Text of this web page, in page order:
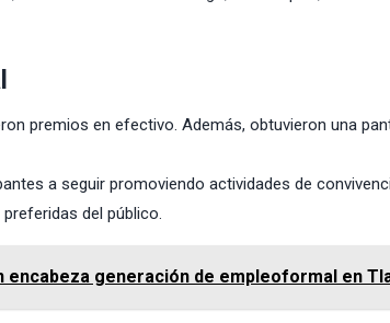
premios en efectivo. Además, obtuvieron una
a seguir promoviendo actividades de
del público.
encabeza generación de empleoformal en